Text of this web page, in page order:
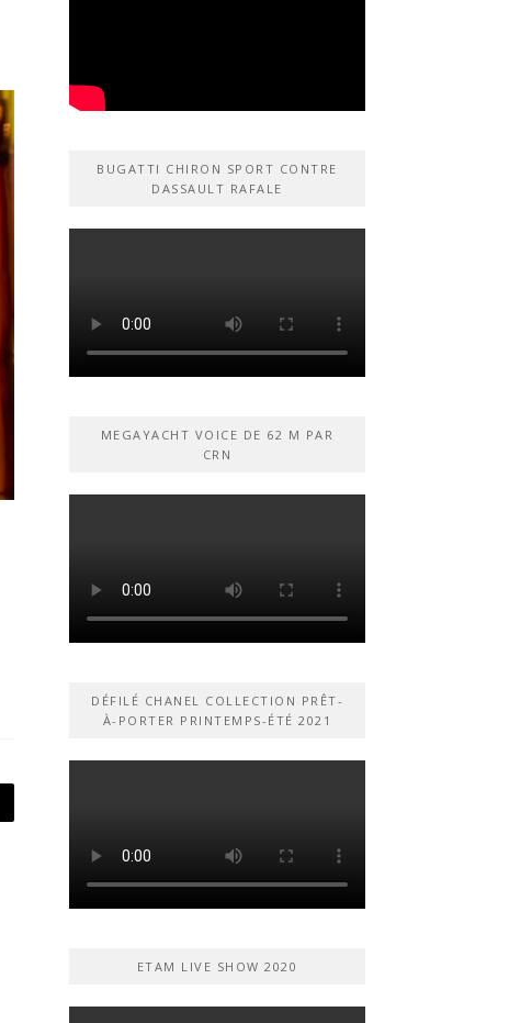
BUGATTI CHIRON SPORT CONTRE
DASSAULT RAFALE
MEGAYACHT VOICE DE 62 M PAR
CRN
DÉFILÉ CHANEL COLLECTION PRÊT-
À-PORTER PRINTEMPS-ÉTÉ 2021
ETAM LIVE SHOW 2020